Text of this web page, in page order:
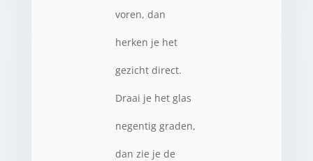
voren, dan
herken je het
gezicht direct.
Draai je het glas
negentig graden,
dan zie je de